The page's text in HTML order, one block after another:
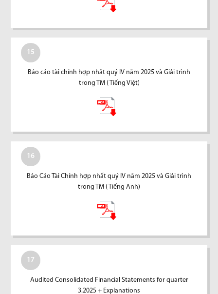
15
Báo cáo tài chính hợp nhất quý IV năm 2025 và Giải trình
trong TM ( Tiếng Việt)
16
Báo Cáo Tài Chính hợp nhất quý IV năm 2025 và Giải trình
trong TM ( Tiếng Anh)
17
Audited Consolidated Financial Statements for quarter
3.2025 + Explanations